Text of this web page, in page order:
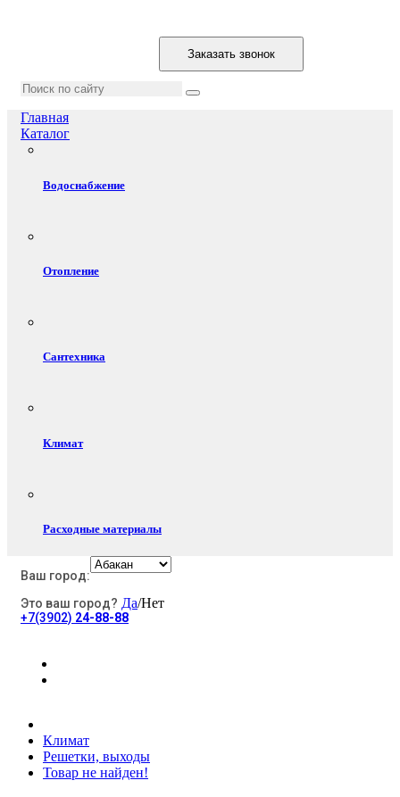
Заказать звонок
Главная
Каталог
Водоснабжение
Отопление
Сантехника
Климат
Расходные материалы
Электротовары
Ваш город:
Это ваш город? Да/Нет
+7(3902) 24-88-88
Климат
Решетки, выходы
Товар не найден!